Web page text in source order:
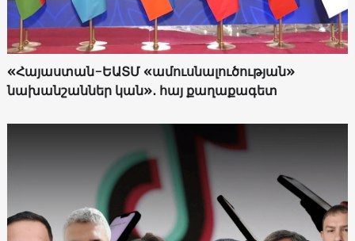
«Հայաստան-ԵԱՏՄ «ամուսնալուծության»
նախանշաններ կան»․ հայ քաղաքագետ